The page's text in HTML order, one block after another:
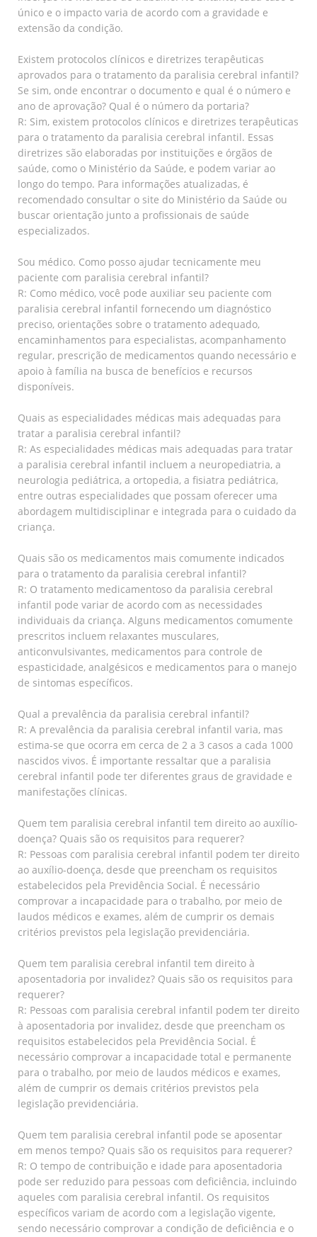
único e o impacto varia de acordo com a gravidade e
extensão da condição.
Existem protocolos clínicos e diretrizes terapêuticas
aprovados para o tratamento da paralisia cerebral infantil?
Se sim, onde encontrar o documento e qual é o número e
ano de aprovação? Qual é o número da portaria?
R: Sim, existem protocolos clínicos e diretrizes terapêuticas
para o tratamento da paralisia cerebral infantil. Essas
diretrizes são elaboradas por instituições e órgãos de
saúde, como o Ministério da Saúde, e podem variar ao
longo do tempo. Para informações atualizadas, é
recomendado consultar o site do Ministério da Saúde ou
buscar orientação junto a profissionais de saúde
especializados.
Sou médico. Como posso ajudar tecnicamente meu
paciente com paralisia cerebral infantil?
R: Como médico, você pode auxiliar seu paciente com
paralisia cerebral infantil fornecendo um diagnóstico
preciso, orientações sobre o tratamento adequado,
encaminhamentos para especialistas, acompanhamento
regular, prescrição de medicamentos quando necessário e
apoio à família na busca de benefícios e recursos
disponíveis.
Quais as especialidades médicas mais adequadas para
tratar a paralisia cerebral infantil?
R: As especialidades médicas mais adequadas para tratar
a paralisia cerebral infantil incluem a neuropediatria, a
neurologia pediátrica, a ortopedia, a fisiatra pediátrica,
entre outras especialidades que possam oferecer uma
abordagem multidisciplinar e integrada para o cuidado da
criança.
Quais são os medicamentos mais comumente indicados
para o tratamento da paralisia cerebral infantil?
R: O tratamento medicamentoso da paralisia cerebral
infantil pode variar de acordo com as necessidades
individuais da criança. Alguns medicamentos comumente
prescritos incluem relaxantes musculares,
anticonvulsivantes, medicamentos para controle de
espasticidade, analgésicos e medicamentos para o manejo
de sintomas específicos.
Qual a prevalência da paralisia cerebral infantil?
R: A prevalência da paralisia cerebral infantil varia, mas
estima-se que ocorra em cerca de 2 a 3 casos a cada 1000
nascidos vivos. É importante ressaltar que a paralisia
cerebral infantil pode ter diferentes graus de gravidade e
manifestações clínicas.
Quem tem paralisia cerebral infantil tem direito ao auxílio-
doença? Quais são os requisitos para requerer?
R: Pessoas com paralisia cerebral infantil podem ter direito
ao auxílio-doença, desde que preencham os requisitos
estabelecidos pela Previdência Social. É necessário
comprovar a incapacidade para o trabalho, por meio de
laudos médicos e exames, além de cumprir os demais
critérios previstos pela legislação previdenciária.
Quem tem paralisia cerebral infantil tem direito à
aposentadoria por invalidez? Quais são os requisitos para
requerer?
R: Pessoas com paralisia cerebral infantil podem ter direito
à aposentadoria por invalidez, desde que preencham os
requisitos estabelecidos pela Previdência Social. É
necessário comprovar a incapacidade total e permanente
para o trabalho, por meio de laudos médicos e exames,
além de cumprir os demais critérios previstos pela
legislação previdenciária.
Quem tem paralisia cerebral infantil pode se aposentar
em menos tempo? Quais são os requisitos para requerer?
R: O tempo de contribuição e idade para aposentadoria
pode ser reduzido para pessoas com deficiência, incluindo
aqueles com paralisia cerebral infantil. Os requisitos
específicos variam de acordo com a legislação vigente,
sendo necessário comprovar a condição de deficiência e o